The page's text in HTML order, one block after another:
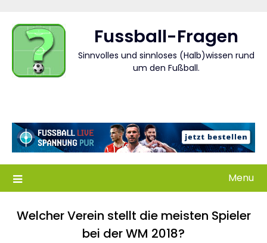
content
Fussball-Fragen
Sinnvolles und sinnloses (Halb)wissen rund
um den Fußball.
Menu
Welcher Verein stellt die meisten Spieler
bei der WM 2018?